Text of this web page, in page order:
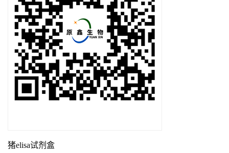
猪elisa试剂盒